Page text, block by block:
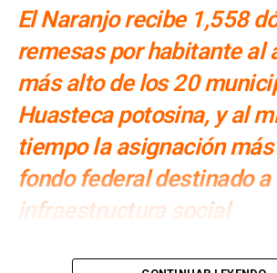
El Naranjo recibe 1,558
remesas por habitante al
más alto de los 20
Huasteca potosina, y al
tiempo la asignación
fondo federal destinado a
infraestructura social